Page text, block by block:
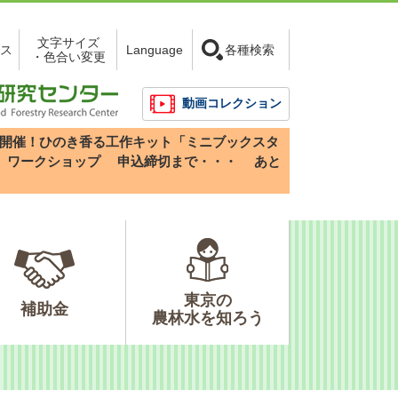
文字サイズ
・色合い変更
Language 各種検索
動画コレクション
催！ひのき香る工作キット「ミニブックスタ
ワークショップ
申込締切まで・・・ あと
補助金
東京の
農林水を知ろう